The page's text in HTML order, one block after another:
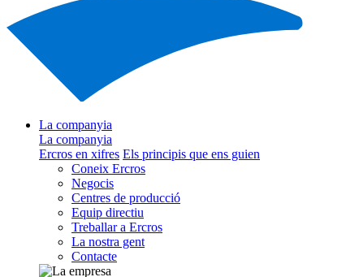
La companyia
La companyia
Ercros en xifres Els principis que ens guien
Coneix Ercros
Negocis
Centres de producció
Equip directiu
Treballar a Ercros
La nostra gent
Contacte